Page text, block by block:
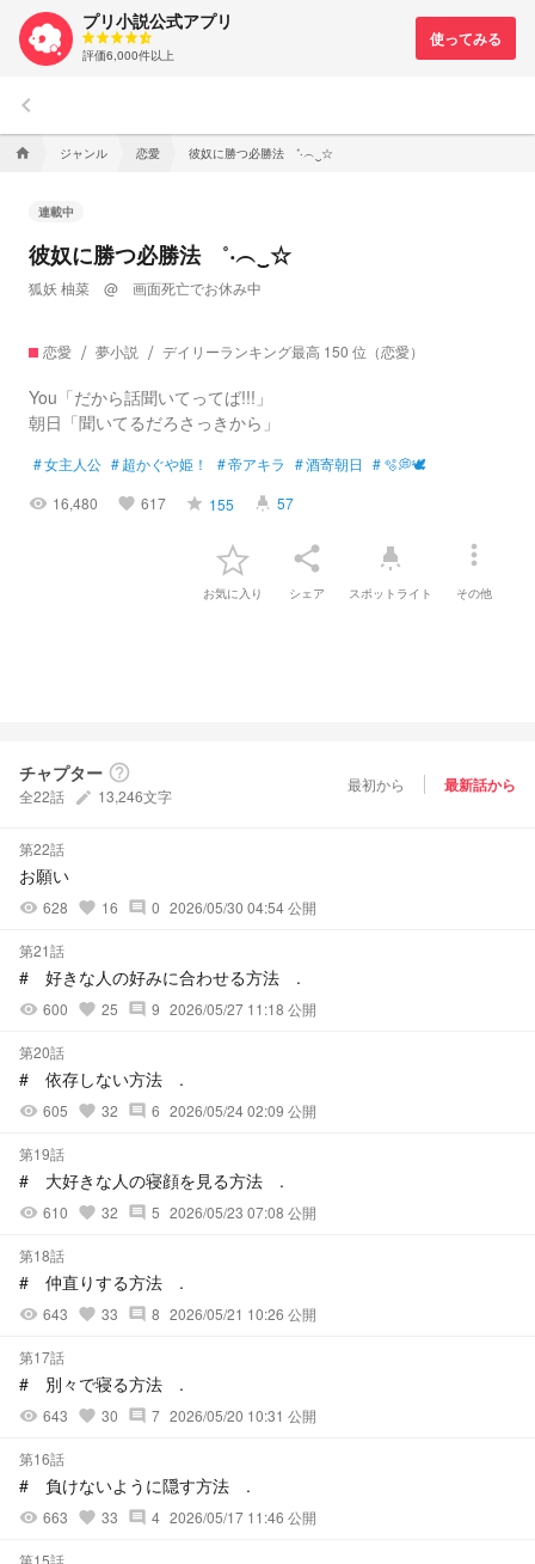
プリ小説公式アプリ
評価6,000件以上
keyboard_arrow_left
home ジャンル 恋愛 彼奴に勝つ必勝法 ˚‧︵‿☆
連載中
彼奴に勝つ必勝法 ˚‧︵‿☆
狐妖 柚菜 @ 画面死亡でお休み中
恋愛 夢小説 デイリーランキング最高 150 位（恋愛）
You「だから話聞いてってば!!!」
朝日「聞いてるだろさっきから」
#女主人公 #超かぐや姫！ #帝アキラ #酒寄朝日 #🫧💭🕊️
visibility 16,480 favorite 617 grade 155 highlight 57
お気に入り
share
シェア
highlight
スポットライト
more_vert
その他
チャプター help_outline
全22話 create 13,246文字
最初から 最新話から
第22話
お願い
visibility 628 favorite 16 comment 0 2026/05/30 04:54 公開
第21話
# 好きな人の好みに合わせる方法 .
visibility 600 favorite 25 comment 9 2026/05/27 11:18 公開
第20話
# 依存しない方法 .
visibility 605 favorite 32 comment 6 2026/05/24 02:09 公開
第19話
# 大好きな人の寝顔を見る方法 .
visibility 610 favorite 32 comment 5 2026/05/23 07:08 公開
第18話
# 仲直りする方法 .
visibility 643 favorite 33 comment 8 2026/05/21 10:26 公開
第17話
# 別々で寝る方法 .
visibility 643 favorite 30 comment 7 2026/05/20 10:31 公開
第16話
# 負けないように隠す方法 .
visibility 663 favorite 33 comment 4 2026/05/17 11:46 公開
第15話